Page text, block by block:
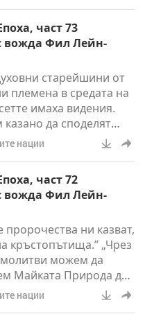
част 73
вожда Фил Лейн-
старейшини от
племена в средата на
имаха видения.
да споделят
си със света.
че целият свят може
Учител Чинг Хай)
с Орела от Запада
Индианците
този вид свещено
хиляди години.
дошло времето, кога
нации
част 72
вожда Фил Лейн-
пророчества ни казват,
кръстопътища.” „Чрез
можем да
Майката Природа да
към нас.”
искат да Ви
нации